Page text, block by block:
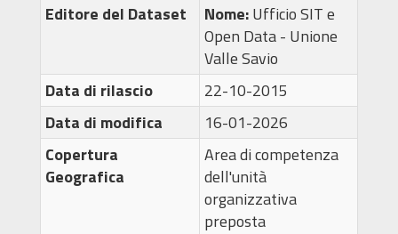
Editore del Dataset
Nome:Ufficio SIT e
Open Data - Unione
Valle Savio
Data di rilascio
22-10-2015
Data di modifica
16-01-2026
Copertura
Geografica
Area di competenza
dell'unità
organizzativa
preposta